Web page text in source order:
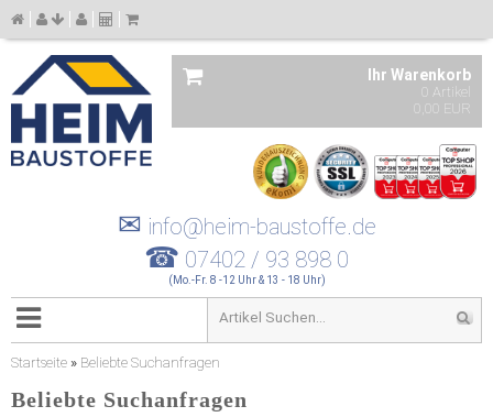
Ihr Warenkorb
0 Artikel
0,00 EUR
✉ info@heim-baustoffe.de
☎ 07402 / 93 898 0
(Mo.-Fr. 8 -12 Uhr & 13 - 18 Uhr)
Startseite » Beliebte Suchanfragen
Beliebte Suchanfragen